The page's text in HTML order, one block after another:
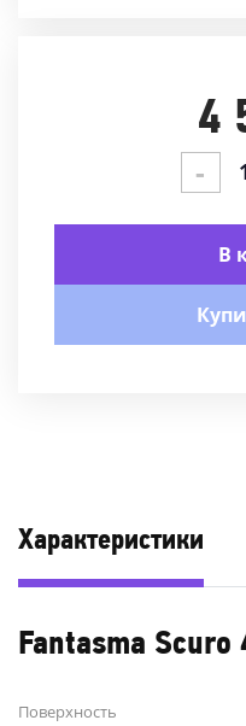
4
-
В
Характеристики
Fantasma Scuro
Поверхность